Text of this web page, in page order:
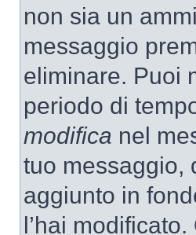
non sia un
messaggio
eliminare. Puoi
periodo di
modifica nel
tuo messaggio,
aggiunto in
l’hai